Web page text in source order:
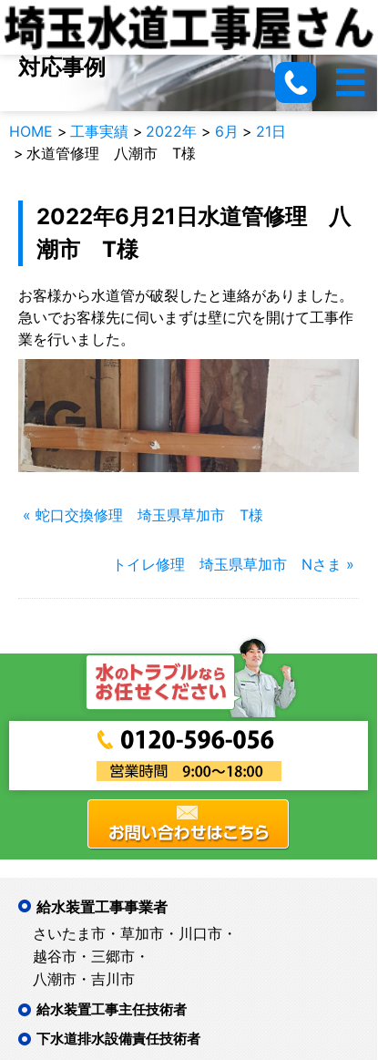
つまり、水漏れ、給湯器など…
対応事例
HOME 工事実績 2022年 6月
21日
水道管修理 八潮市 T様
2022年6月21日水道管修理 八
潮市 T様
お客様から水道管が破裂したと連絡がありました。
急いでお客様先に伺いまずは壁に穴を開けて工事作
業を行いました。
« 蛇口交換修理 埼玉県草加市 T様
トイレ修理 埼玉県草加市 Nさま »
給水装置工事事業者
さいたま市・草加市・川口市・
越谷市・三郷市・
八潮市・吉川市
給水装置工事主任技術者
下水道排水設備責任技術者